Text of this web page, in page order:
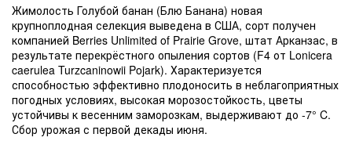
Жимолость Голубой банан (Блю Банана) новая
крупноплодная селекция выведена в США, сорт получен
компанией Berries Unlimited of Prairie Grove, штат Арканзас, в
результате перекрёстного опыления сортов (F4 от Lonicera
caerulea Turzcaninowii Pojark). Характеризуется
способностью эффективно плодоносить в неблагоприятных
погодных условиях, высокая морозостойкость, цветы
устойчивы к весенним заморозкам, выдерживают до -7° C.
Сбор урожая с первой декады июня.